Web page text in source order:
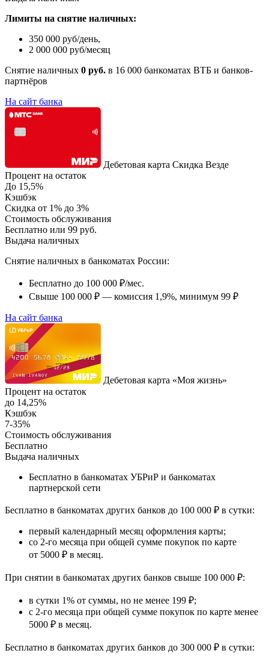
Лимиты на снятие наличных:
350 000 руб/день,
2 000 000 руб/месяц
Снятие наличных 0 руб. в 16 000 банкоматах ВТБ и банков-
партнёров
На сайт банка
Дебетовая карта Скидка Везде
Процент на остаток
До 15,5%
Кэшбэк
Скидка от 1% до 3%
Стоимость обслуживания
Бесплатно или 99 руб.
Выдача наличных
Снятие наличных в банкоматах России:
Бесплатно до 100 000 ₽/мес.
Свыше 100 000 ₽ — комиссия 1,9%, минимум 99 ₽
На сайт банка
Дебетовая карта «Моя жизнь»
Процент на остаток
до 14,25%
Кэшбэк
7-35%
Стоимость обслуживания
Бесплатно
Выдача наличных
Бесплатно в банкоматах УБРиР и банкоматах
партнерской сети
Бесплатно в банкоматах других банков до 100 000 ₽ в сутки:
первый календарный месяц оформления карты;
со 2-го месяца при общей сумме покупок по карте
от 5000 ₽ в месяц.
При снятии в банкоматах других банков свыше 100 000 ₽:
в сутки 1% от суммы, но не менее 199 ₽;
с 2-го месяца при общей сумме покупок по карте менее
5000 ₽ в месяц.
Бесплатно в банкоматах других банков до 300 000 ₽ в сутки: